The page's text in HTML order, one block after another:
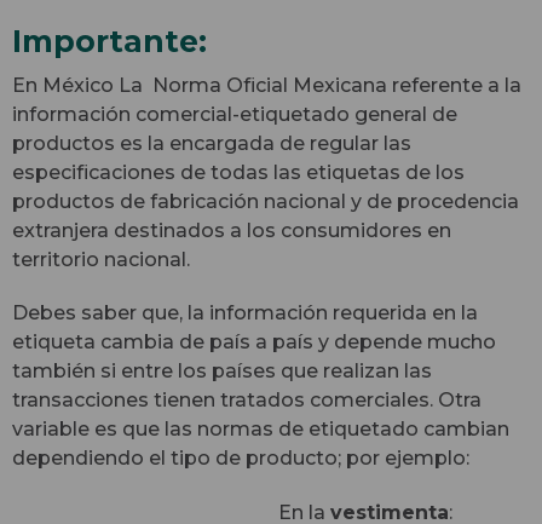
Importante:
En México La Norma Oficial Mexicana referente a la
información comercial-etiquetado general de
productos es la encargada de regular las
especificaciones de todas las etiquetas de los
productos de fabricación nacional y de procedencia
extranjera destinados a los consumidores en
territorio nacional.
Debes saber que, la información requerida en la
etiqueta cambia de país a país y depende mucho
también si entre los países que realizan las
transacciones tienen tratados comerciales. Otra
variable es que las normas de etiquetado cambian
dependiendo el tipo de producto; por ejemplo:
En la vestimenta: